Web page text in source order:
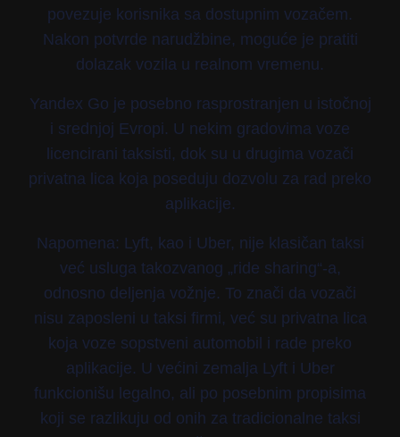
povezuje korisnika sa dostupnim vozačem.
Nakon potvrde narudžbine, moguće je pratiti
dolazak vozila u realnom vremenu.
Yandex Go je posebno rasprostranjen u istočnoj
i srednjoj Evropi. U nekim gradovima voze
licencirani taksisti, dok su u drugima vozači
privatna lica koja poseduju dozvolu za rad preko
aplikacije.
Napomena: Lyft, kao i Uber, nije klasičan taksi
već usluga takozvanog „ride sharing“-a,
odnosno deljenja vožnje. To znači da vozači
nisu zaposleni u taksi firmi, već su privatna lica
koja voze sopstveni automobil i rade preko
aplikacije. U većini zemalja Lyft i Uber
funkcionišu legalno, ali po posebnim propisima
koji se razlikuju od onih za tradicionalne taksi